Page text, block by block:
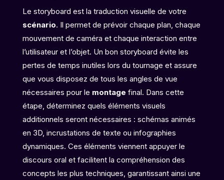
Le storyboard est la traduction visuelle de votre
scénario. Il permet de prévoir chaque plan, chaque
mouvement de caméra et chaque interaction entre
l’utilisateur et l’objet. Un bon storyboard évite les
pertes de temps inutiles lors du tournage et assure
que vous disposez de tous les angles de vue
nécessaires pour le montage final. Dans cette
étape, déterminez quels éléments visuels
additionnels seront nécessaires : schémas animés
en 3D, incrustations de texte ou infographies
dynamiques. Ces éléments viennent appuyer le
discours oral et facilitent la compréhension des
concepts les plus techniques, garantissant ainsi une